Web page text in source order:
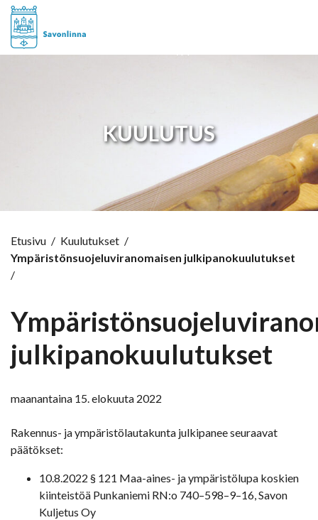
KUULUTUS
Etusivu / Kuulutukset /
Ympäristönsuojeluviranomaisen julkipanokuulutukset
/
julkipanokuulutukset
maanantaina 15. elokuuta 2022
Rakennus- ja ympäristölautakunta julkipanee seuraavat
päätökset:
10.8.2022 § 121 Maa-aines- ja ympäristölupa koskien
kiinteistöä Punkaniemi RN:o 740–598–9–16, Savon
Kuljetus Oy